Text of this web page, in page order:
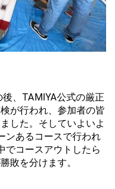
、TAMIYA公式の厳正
が行われ、参加者の皆
した。そしていよいよ
ンあるコースで行われ
でコースアウトしたら
敗を分けます。